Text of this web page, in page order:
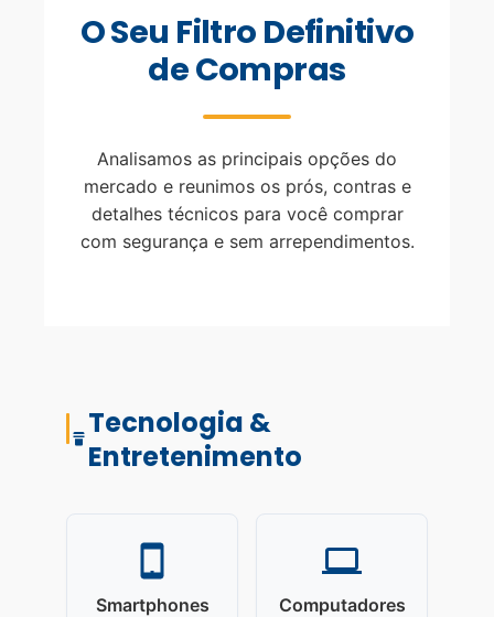
O Seu Filtro Definitivo
de Compras
Analisamos as principais opções do
mercado e reunimos os prós, contras e
detalhes técnicos para você comprar
com segurança e sem arrependimentos.
Tecnologia &
Entretenimento
Smartphones Computadores